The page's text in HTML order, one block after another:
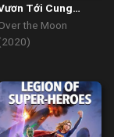
Tới Cung
the Moon